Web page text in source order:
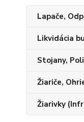
Lapače,
Likvidácia
Stojany,
Žiariče,
Žiarivky